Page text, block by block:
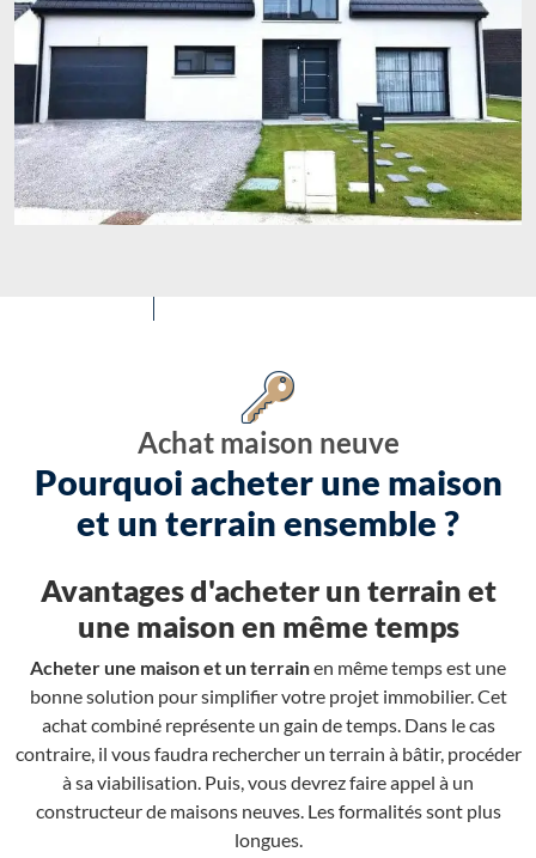
Achat maison neuve
Pourquoi acheter une maison
et un terrain ensemble ?
Avantages d'acheter un terrain et
une maison en même temps
Acheter une maison et un terrainen même temps est une
bonne solution pour simplifier votre projet immobilier. Cet
achat combiné représente un gain de temps. Dans le cas
contraire, il vous faudra rechercher un terrain à bâtir, procéder
à sa viabilisation. Puis, vous devrez faire appel à un
constructeur de maisons neuves. Les formalités sont plus
longues.